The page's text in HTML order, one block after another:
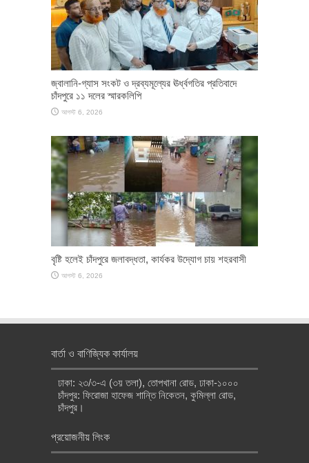
জ্বালানি-গ্যাস সংকট ও দ্রব্যমূল্যের ঊর্ধ্বগতির প্রতিবাদে
চাঁদপুরে ১১ দলের স্মারকলিপি
আগস্ট 6, 2026
বৃষ্টি হলেই চাঁদপুরে জলাবদ্ধতা, কার্যকর উদ্যোগ চায় শহরবাসী
আগস্ট 6, 2026
বার্তা ও বাণিজ্যিক কার্যালয়
ঢাকা: ২৩/৩-এ (৩য় তলা), তোপখানা রোড, ঢাকা-১০০০
চাঁদপুর: ফিরোজা হাফেজ শান্তি নিকেতন, কুমিল্লা রোড,
চাঁদপুর।
প্রয়োজনীয় লিংক